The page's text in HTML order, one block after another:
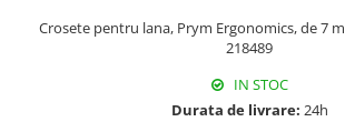
Crosete pentru lana, Prym Ergonomics, de 7
218489
IN STOC
Durata de livrare: 24h